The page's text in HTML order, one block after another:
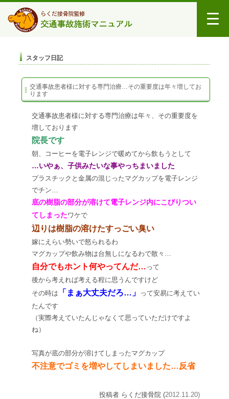
スタッフ日記
交通事故患者様に対する専門治療…その重要度は年々増してお
ります
交通事故患者様に対する専門治療は年々、その重要度を
増しております
院長です
朝、コーヒーを電子レンジで暖めてから飲もうとして
…いやぁ、子供みたいな事やっちまいました
プラスチックと金属の混じったマグカップを電子レンジ
でチン…
底の樹脂の部分が溶けて電子レンジ内にこびりつい
てしまったワケで
辺りは樹脂の溶けたすっごい臭い
嫁にえらい勢いで怒られるわ
マグカップや飲み物は台無しになるわで散々…
自分でもホント何やってんだ… って
後から考えれば考える程に思うんですけど
その時は
「まぁ大丈夫だろ…」
って安易に考えてい
たんです
（実際考えていたんじゃなくて思っていただけですよ
ね）
写真が底の部分が溶けてしまったマグカップ
不注意でゴミを増やしてしまいました…反省
投稿者 らくだ接骨院 (2012.11.20)